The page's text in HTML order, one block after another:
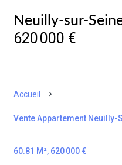
Neuilly-sur-
620 000 €
Accueil
Vente Appartement Neuilly-
60.81 M², 620 000 €